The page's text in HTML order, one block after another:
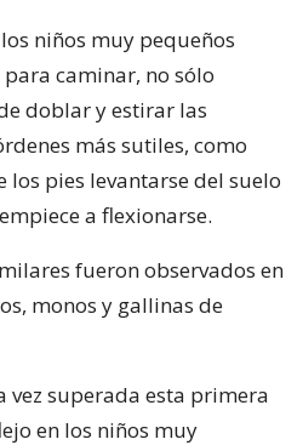
niños muy pequeños
caminar, no sólo
doblar y estirar las
más sutiles, como
los pies levantarse del suelo
a flexionarse.
fueron observados en
monos y gallinas de
vez superada esta primera
en los niños muy